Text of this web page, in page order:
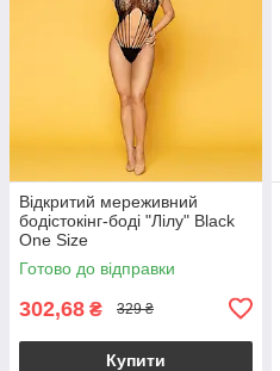
Відкритий мереживний
бодістокінг-боді "Лілу" Black
One Size
Готово до відправки
302,68 ₴ 329 ₴
Купити